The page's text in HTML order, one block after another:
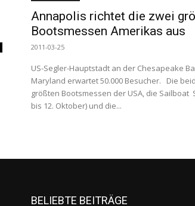
Annapolis richtet die zwei
Bootsmessen Amerikas aus
2011-03-25
US-Segler-Hauptstadt an der Chesapeake
Maryland erwartet 50.000 Besucher. Die
größten Bootsmessen der USA, die Sailboat
bis 12. Oktober) und die...
BELIEBTE BEITRÄGE